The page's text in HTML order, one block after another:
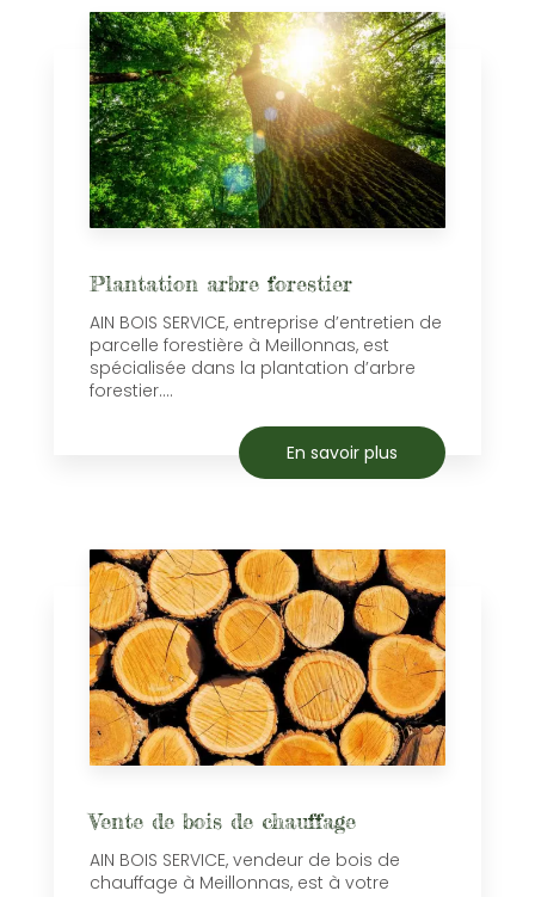
Plantation arbre forestier
AIN BOIS SERVICE, entreprise d’entretien de
parcelle forestière à Meillonnas, est
spécialisée dans la plantation d’arbre
forestier....
En savoir plus
Vente de bois de chauffage
AIN BOIS SERVICE, vendeur de bois de
chauffage à Meillonnas, est à votre